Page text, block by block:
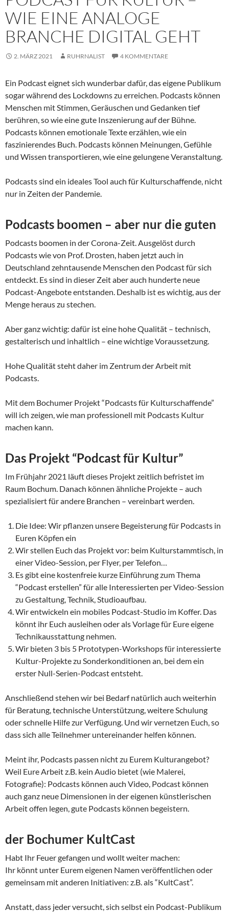
WIE EINE ANALOGE
BRANCHE DIGITAL GEHT
2. MÄRZ 2021 RUHRNALIST 4 KOMMENTARE
Ein Podcast eignet sich wunderbar dafür, das eigene Publikum
sogar während des Lockdowns zu erreichen. Podcasts können
Menschen mit Stimmen, Geräuschen und Gedanken tief
berühren, so wie eine gute Inszenierung auf der Bühne.
Podcasts können emotionale Texte erzählen, wie ein
faszinierendes Buch. Podcasts können Meinungen, Gefühle
und Wissen trans­portieren, wie eine gelungene Veranstal­tung.
Podcasts sind ein ideales Tool auch für Kulturschaffende, nicht
nur in Zeiten der Pandemie.
Podcasts boomen – aber nur die guten
Podcasts boomen in der Corona-Zeit. Ausgelöst durch
Podcasts wie von Prof. Drosten, haben jetzt auch in
Deutschland zehntausende Menschen den Podcast für sich
entdeckt. Es sind in dieser Zeit aber auch hunderte neue
Podcast-Angebote entstanden. Deshalb ist es wichtig, aus der
Menge heraus zu stechen.
Aber ganz wichtig: dafür ist eine hohe Qualität – technisch,
gestalterisch und inhaltlich – eine wichtige Voraussetzung.
Hohe Qualität steht daher im Zentrum der Arbeit mit
Podcasts.
Mit dem Bochumer Projekt “Podcasts für Kulturschaffende”
will ich zeigen, wie man professionell mit Podcasts Kultur
machen kann.
Das Projekt “Podcast für Kultur”
Im Frühjahr 2021 läuft dieses Projekt zeitlich befristet im
Raum Bochum. Danach können ähnliche Projekte – auch
spezialisiert für andere Branchen – vereinbart werden.
Die Idee: Wir pflanzen unsere Begeisterung für Podcasts in
Euren Köpfen ein
Wir stellen Euch das Projekt vor: beim Kulturstammtisch, in
einer Video-Session, per Flyer, per Telefon…
Es gibt eine kostenfreie kurze Einführung zum Thema
“Podcast erstellen” für alle Interessierten per Video-Session
zu Gestaltung, Technik, Studioaufbau.
Wir entwickeln ein mobiles Podcast-Studio im Koffer. Das
könnt ihr Euch ausleihen oder als Vorlage für Eure eigene
Technikausstattung nehmen.
Wir bieten 3 bis 5 Prototypen-Workshops für interessierte
Kultur-Projekte zu Sonder­konditionen an, bei dem ein
erster Null-Serien-Podcast entsteht.
Anschließend stehen wir bei Bedarf natürlich auch weiterhin
für Beratung, technische Unterstützung, weitere Schulung
oder schnelle Hilfe zur Verfügung. Und wir vernetzen Euch, so
dass sich alle Teilnehmer untereinander helfen können.
Meint ihr, Podcasts passen nicht zu Eurem Kulturangebot?
Weil Eure Arbeit z.B. kein Audio bietet (wie Malerei,
Fotografie): Podcasts können auch Video, Podcast können
auch ganz neue Dimensionen in der eigenen künstlerischen
Arbeit offen legen, gute Podcasts können begeistern.
der Bochumer KultCast
Habt Ihr Feuer gefangen und wollt weiter machen:
Ihr könnt unter Eurem eigenen Namen veröffent­lichen oder
gemeinsam mit anderen Initiativen: z.B. als “KultCast”.
Anstatt, dass jeder versucht, sich selbst ein Podcast-Publikum